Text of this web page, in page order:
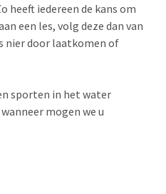
heeft iedereen de kans om
een les, volg deze dan van
nier door laatkomen of
sporten in het water
mogen we u